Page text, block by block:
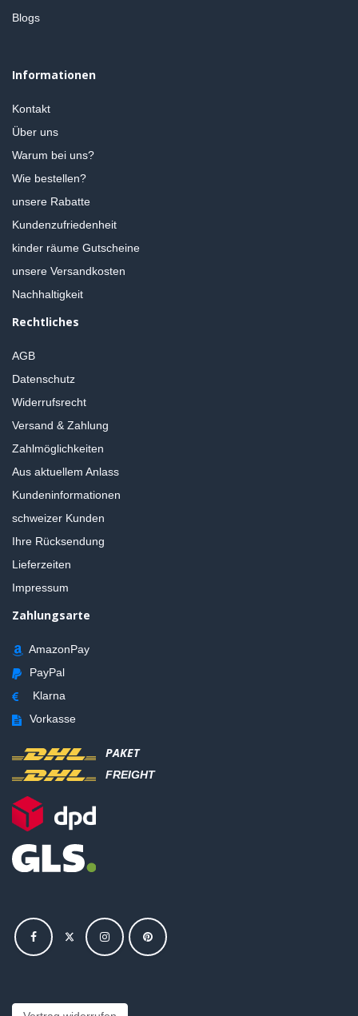
Blogs
Informationen
Kontakt
Über uns
Warum bei uns?
Wie bestellen?
unsere Rabatte
Kundenzufriedenheit
kinder räume Gutscheine
unsere Versandkosten
Nachhaltigkeit
Rechtliches
AGB
Datenschutz
Widerrufsrecht
Versand & Zahlung
Zahlmöglichkeiten
Aus aktuellem Anlass
Kundeninformationen
schweizer Kunden
Ihre Rücksendung
Lieferzeiten
Impressum
Zahlungsarte
AmazonPay
PayPal
Klarna
Vorkasse
PAKET
FREIGHT